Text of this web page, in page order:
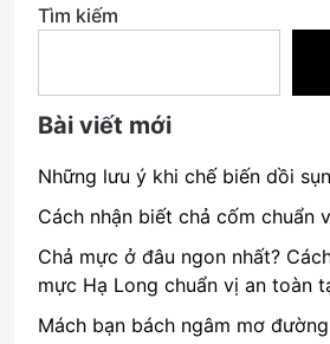
Tìm kiếm
Bài viết mới
Những lưu ý khi chế biến dồi sụn
Cách nhận biết chả cốm chuẩn
Chả mực ở đâu ngon nhất?
mực Hạ Long chuẩn vị an toàn
Mách bạn bách ngâm mơ